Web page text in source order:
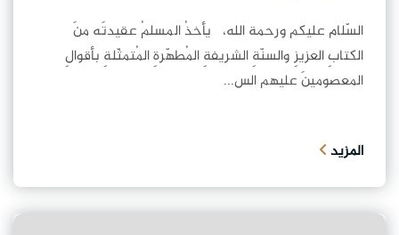
السّلام عليكم ورحمة الله، يأخذُ المسلمُ عقيدتَه منَ
الكتابِ العزيزِ والسنّةِ الشريفةِ المُطهّرةِ المُتمثّلةِ بأقوالِ
المعصومينَ عليهم الس...
المزيد